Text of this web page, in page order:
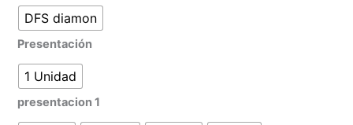
DFS diamon
Presentación
1 Unidad
presentacion 1